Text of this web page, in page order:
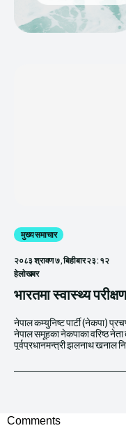
मुख्य समाचार
२०८३ श्रावण ७, बिहीबार २३:१२
हेलाेखबर
भारतमा स्वास्थ्य
नेपाल कम्युनिष्ट पार्टी (नेकपा)
नेपाल समूहका नेकपाका वरिष्ठ नेता
पूर्वप्रधानमन्त्री झलनाथ खनाल
स्वास्थ्य परीक्षणका लागि आज भारत
Comments